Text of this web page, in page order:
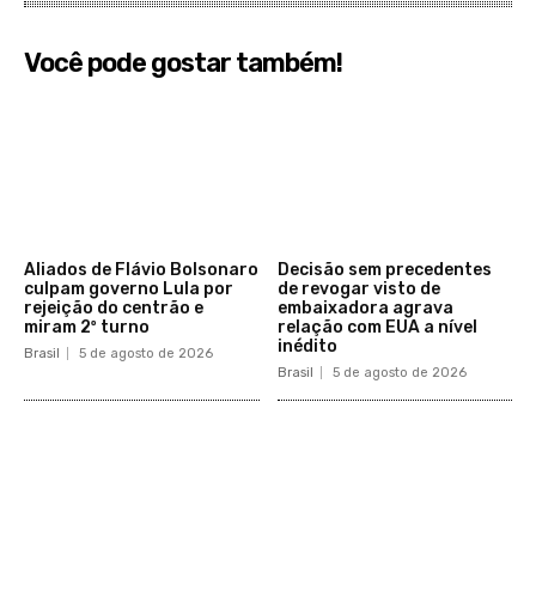
Você pode gostar também!
Aliados de Flávio Bolsonaro
culpam governo Lula por
rejeição do centrão e
miram 2º turno
Brasil 5 de agosto de 2026
Decisão sem precedentes
de revogar visto de
embaixadora agrava
relação com EUA a nível
inédito
Brasil 5 de agosto de 2026